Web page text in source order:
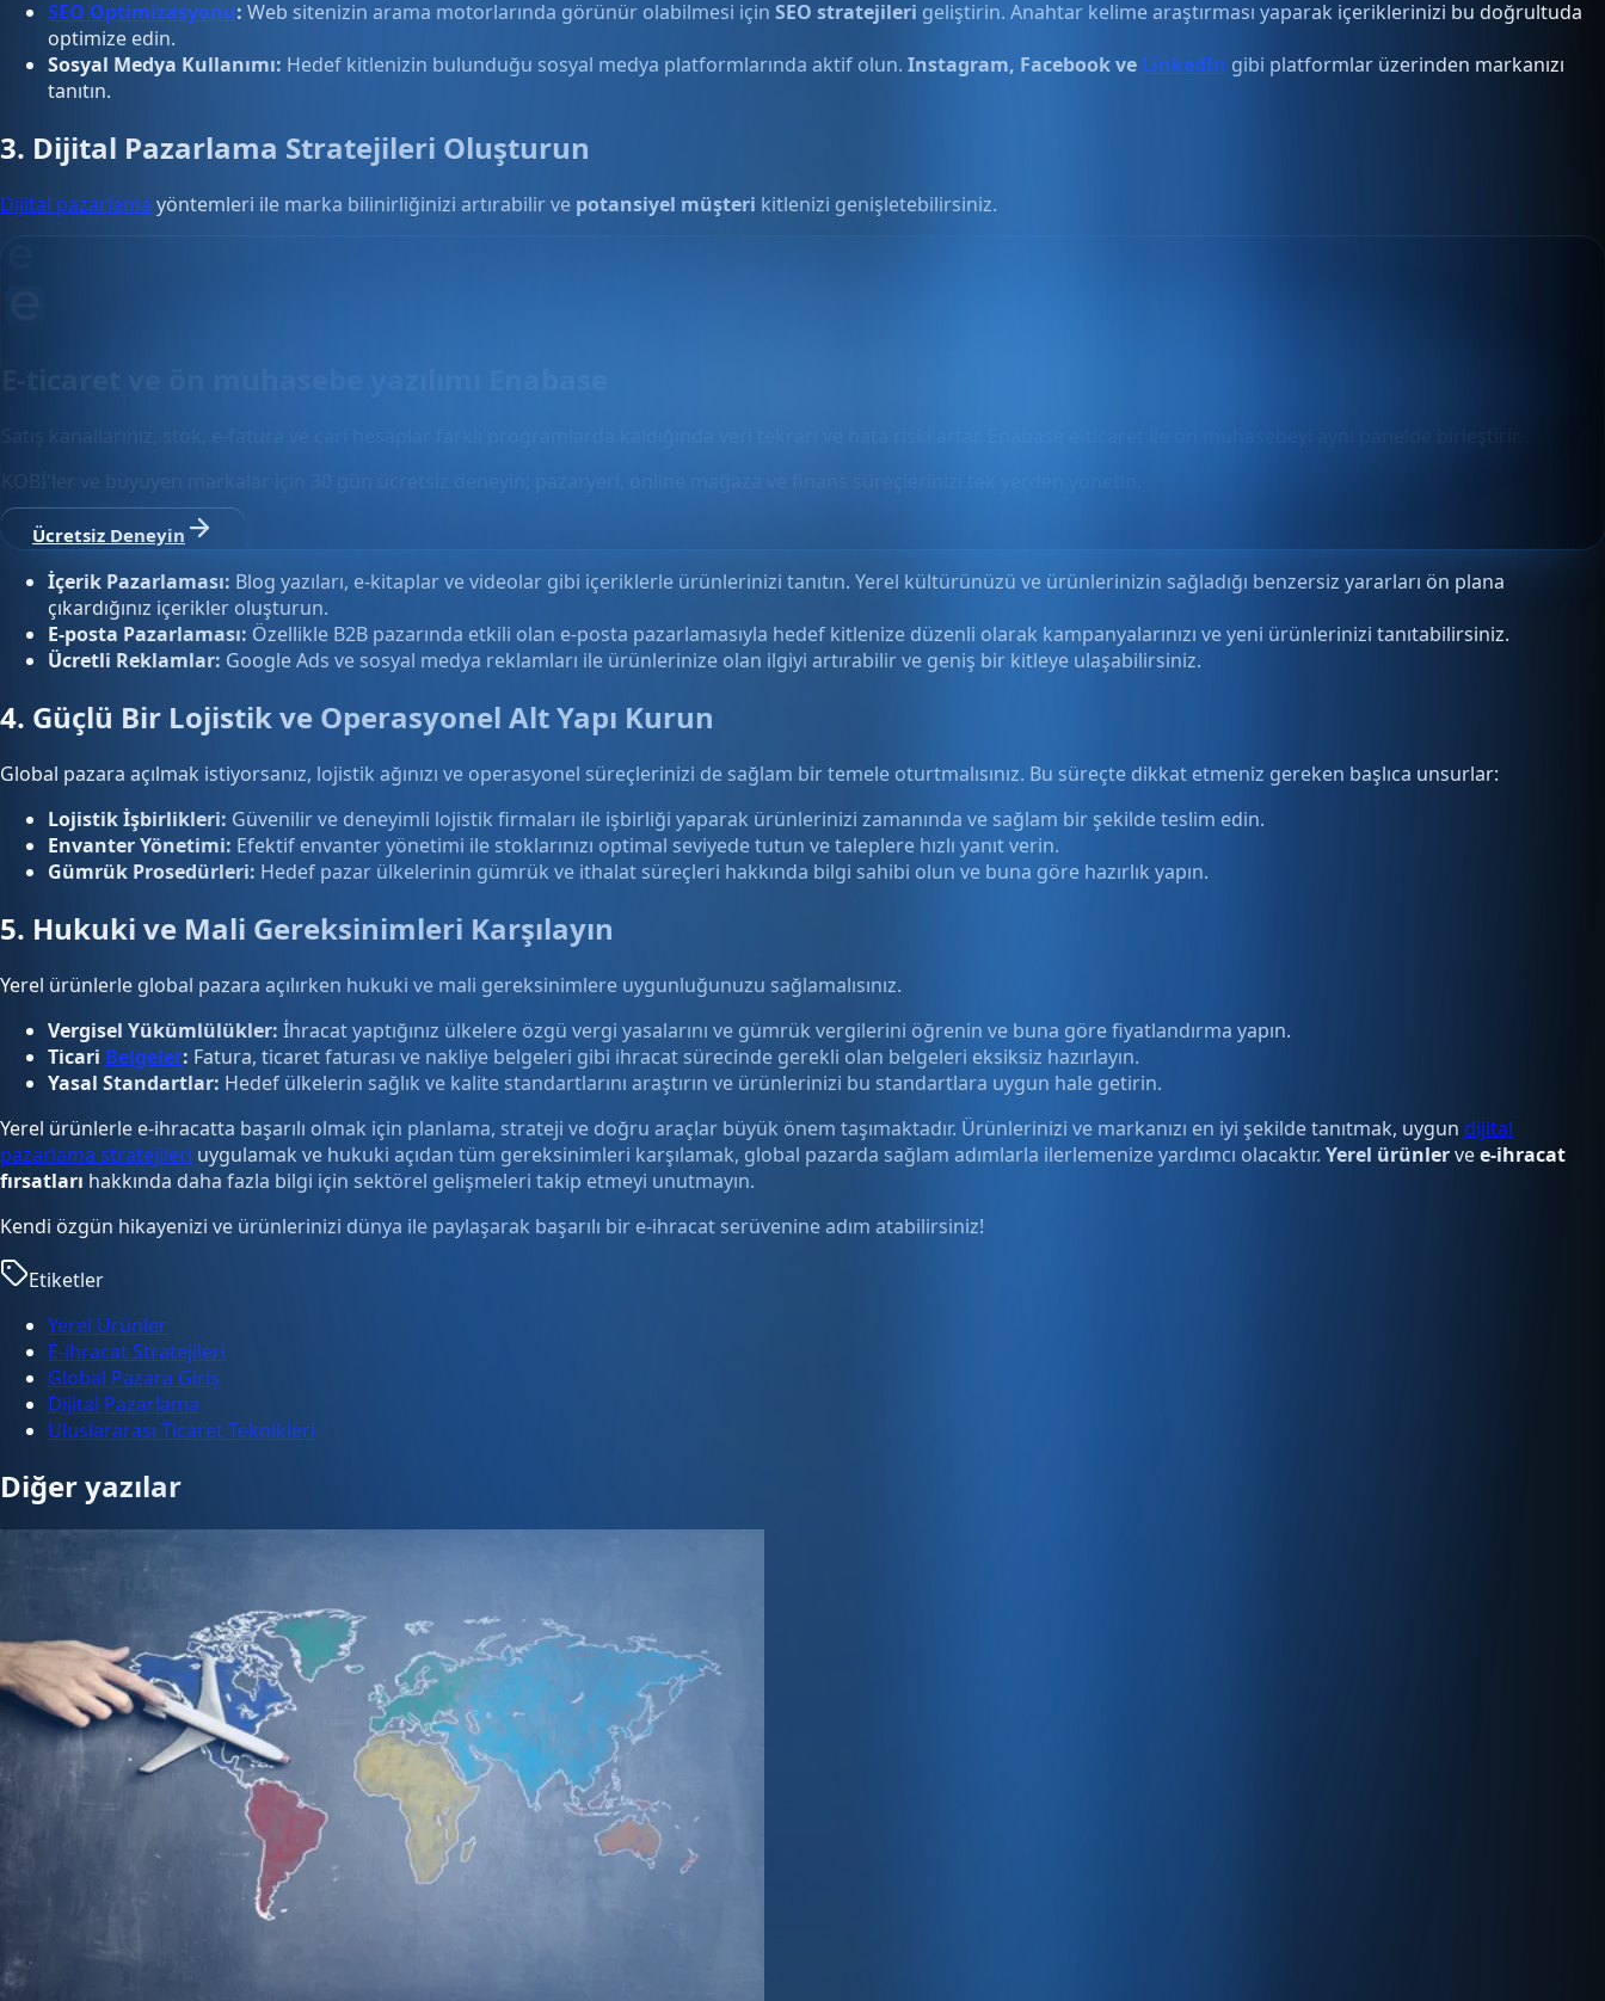
SEO Optimizasyonu: Web sitenizin arama motorlarında görünür olabilmesi için SEO stratejileri geliştirin. Anahtar kelime araştırması yaparak içeriklerinizi bu doğrultuda
optimize edin.
Sosyal Medya Kullanımı: Hedef kitlenizin bulunduğu sosyal medya platformlarında aktif olun. Instagram, Facebook ve LinkedIn gibi platformlar üzerinden markanızı
tanıtın.
3. Dijital Pazarlama Stratejileri Oluşturun
Dijital pazarlama yöntemleri ile marka bilinirliğinizi artırabilir ve potansiyel müşteri kitlenizi genişletebilirsiniz.
Ücretsiz Deneyin
İçerik Pazarlaması: Blog yazıları, e-kitaplar ve videolar gibi içeriklerle ürünlerinizi tanıtın. Yerel kültürünüzü ve ürünlerinizin sağladığı benzersiz yararları ön plana
çıkardığınız içerikler oluşturun.
E-posta Pazarlaması: Özellikle B2B pazarında etkili olan e-posta pazarlamasıyla hedef kitlenize düzenli olarak kampanyalarınızı ve yeni ürünlerinizi tanıtabilirsiniz.
Ücretli Reklamlar: Google Ads ve sosyal medya reklamları ile ürünlerinize olan ilgiyi artırabilir ve geniş bir kitleye ulaşabilirsiniz.
4. Güçlü Bir Lojistik ve Operasyonel Alt Yapı Kurun
Global pazara açılmak istiyorsanız, lojistik ağınızı ve operasyonel süreçlerinizi de sağlam bir temele oturtmalısınız. Bu süreçte dikkat etmeniz gereken başlıca unsurlar:
Lojistik İşbirlikleri: Güvenilir ve deneyimli lojistik firmaları ile işbirliği yaparak ürünlerinizi zamanında ve sağlam bir şekilde teslim edin.
Envanter Yönetimi: Efektif envanter yönetimi ile stoklarınızı optimal seviyede tutun ve taleplere hızlı yanıt verin.
Gümrük Prosedürleri: Hedef pazar ülkelerinin gümrük ve ithalat süreçleri hakkında bilgi sahibi olun ve buna göre hazırlık yapın.
5. Hukuki ve Mali Gereksinimleri Karşılayın
Yerel ürünlerle global pazara açılırken hukuki ve mali gereksinimlere uygunluğunuzu sağlamalısınız.
Vergisel Yükümlülükler: İhracat yaptığınız ülkelere özgü vergi yasalarını ve gümrük vergilerini öğrenin ve buna göre fiyatlandırma yapın.
Ticari Belgeler: Fatura, ticaret faturası ve nakliye belgeleri gibi ihracat sürecinde gerekli olan belgeleri eksiksiz hazırlayın.
Yasal Standartlar: Hedef ülkelerin sağlık ve kalite standartlarını araştırın ve ürünlerinizi bu standartlara uygun hale getirin.
Yerel ürünlerle e-ihracatta başarılı olmak için planlama, strateji ve doğru araçlar büyük önem taşımaktadır. Ürünlerinizi ve markanızı en iyi şekilde tanıtmak, uygun dijital
pazarlama stratejileri uygulamak ve hukuki açıdan tüm gereksinimleri karşılamak, global pazarda sağlam adımlarla ilerlemenize yardımcı olacaktır. Yerel ürünlervee-ihracat
fırsatları hakkında daha fazla bilgi için sektörel gelişmeleri takip etmeyi unutmayın.
Kendi özgün hikayenizi ve ürünlerinizi dünya ile paylaşarak başarılı bir e-ihracat serüvenine adım atabilirsiniz!
Etiketler
Yerel Ürünler
E-ihracat Stratejileri
Global Pazara Giriş
Dijital Pazarlama
Uluslararası Ticaret Teknikleri
Diğer yazılar